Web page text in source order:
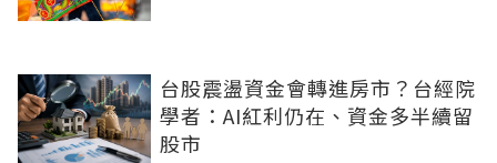
台股震盪資金會轉進房市？台經院
學者：AI紅利仍在、資金多半續留
股市